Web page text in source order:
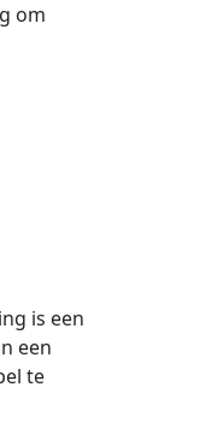
om
is een
een
te